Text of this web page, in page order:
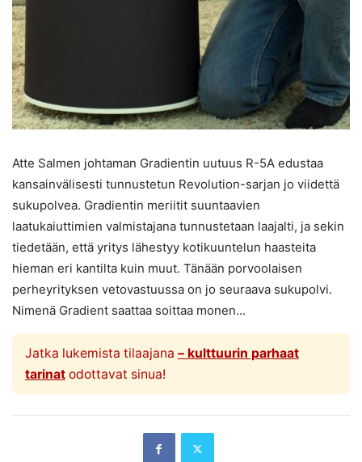
Atte Salmen johtaman Gradientin uutuus R-5A edustaa
kansainvälisesti tunnustetun Revolution-sarjan jo viidettä
sukupolvea. Gradientin meriitit suuntaavien
laatukaiuttimien valmistajana tunnustetaan laajalti, ja sekin
tiedetään, että yritys lähestyy kotikuuntelun haasteita
hieman eri kantilta kuin muut. Tänään porvoolaisen
perheyrityksen vetovastuussa on jo seuraava sukupolvi.
Nimenä Gradient saattaa soittaa monen...
Jatka lukemista tilaajana – kulttuurin parhaat
tarinatodottavat sinua!